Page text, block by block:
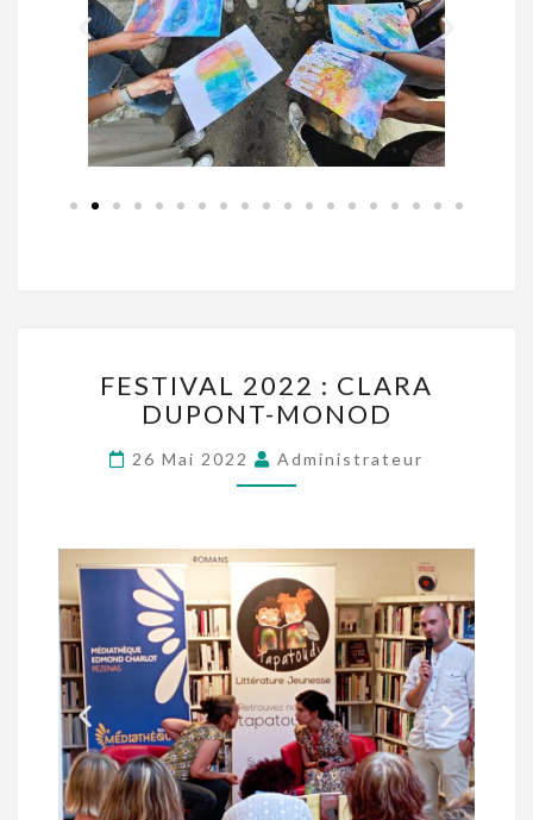
FESTIVAL 2022 : CLARA
DUPONT-MONOD
26 Mai 2022 Administrateur